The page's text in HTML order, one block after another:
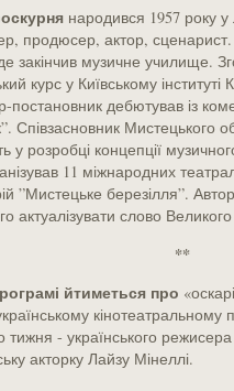
народився 1957 року у
продюсер, актор, сценарист.
закінчив музичне училище.
курс у Київському
постановник дебютував із
Співзасновник Мистецького
у розробці концепції
11 міжнародних
”Мистецьке березілля”.
актуалізувати слово
**
йтиметься про
кінотеатральному
тижня - українського
акторку Лайзу Мінеллі.